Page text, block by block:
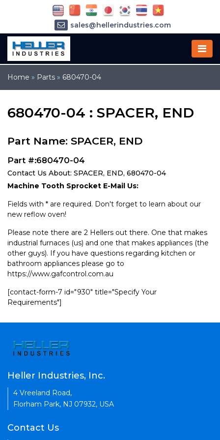
Home » Parts » 680470-04
680470-04 : SPACER, END
Part Name: SPACER, END
Part #:680470-04
Contact Us About: SPACER, END, 680470-04
Machine Tooth Sprocket E-Mail Us:
Fields with * are required. Don't forget to learn about our
new reflow oven!
Please note there are 2 Hellers out there. One that makes
industrial furnaces (us) and one that makes appliances (the
other guys). If you have questions regarding kitchen or
bathroom appliances please go to
https://www.gafcontrol.com.au
[contact-form-7 id="930" title="Specify Your
Requirements"]
sales@hellerindustries.com
service@hellerindustries.com
Heller Industries, Inc.
4 Vreeland Road,
Florham Park, NJ 07932, USA
Contact Us